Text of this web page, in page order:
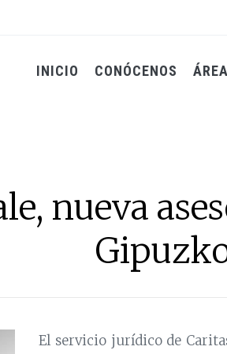
INICIO CONÓCENOS
nueva
El servicio jurídico de